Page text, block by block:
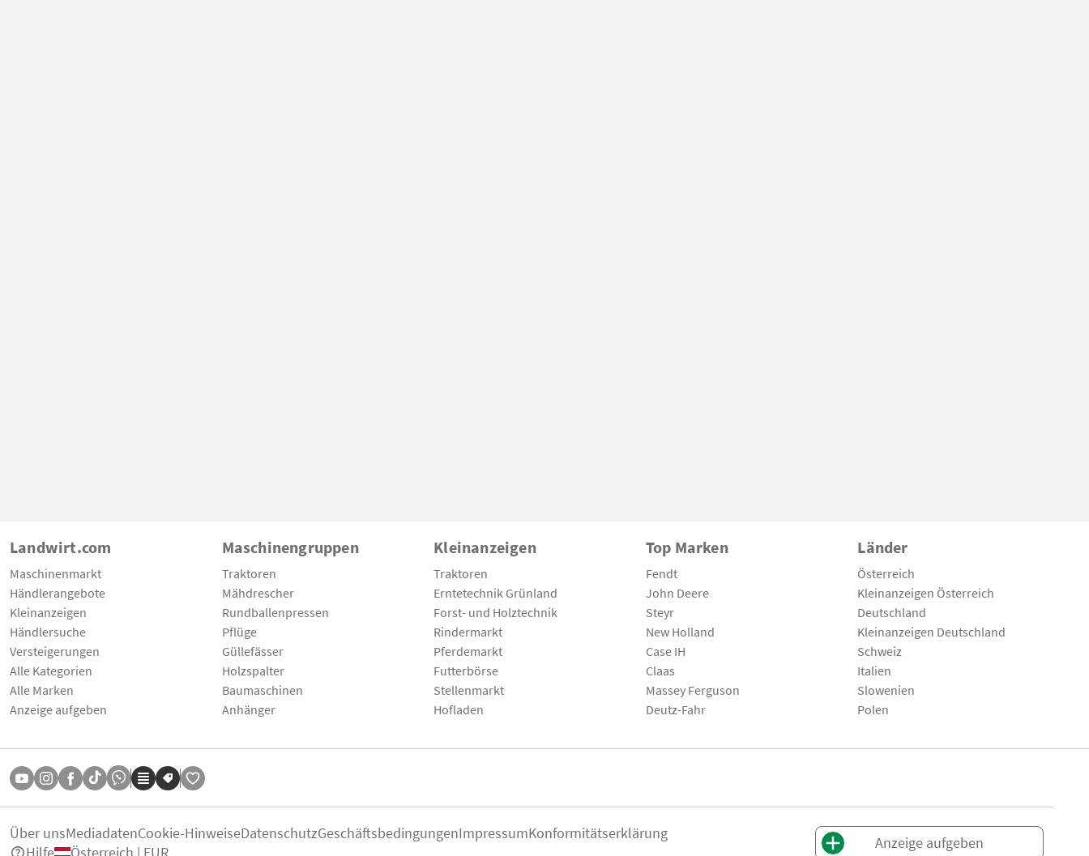
Landwirt.com
Maschinenmarkt
Händlerangebote
Kleinanzeigen
Händlersuche
Versteigerungen
Alle Kategorien
Alle Marken
Anzeige aufgeben
Maschinengruppen
Traktoren
Mähdrescher
Rundballenpressen
Pflüge
Güllefässer
Holzspalter
Baumaschinen
Anhänger
Kleinanzeigen
Traktoren
Erntetechnik Grünland
Forst- und Holztechnik
Rindermarkt
Pferdemarkt
Futterbörse
Stellenmarkt
Hofladen
Top Marken
Fendt
John Deere
Steyr
New Holland
Case IH
Claas
Massey Ferguson
Deutz-Fahr
Länder
Österreich
Kleinanzeigen Österreich
Deutschland
Kleinanzeigen Deutschland
Schweiz
Italien
Slowenien
Polen
Über unsMediadatenCookie-HinweiseDatenschutzGeschäftsbedingungenImpressumKonformitätserklärung
Anzeige aufgeben